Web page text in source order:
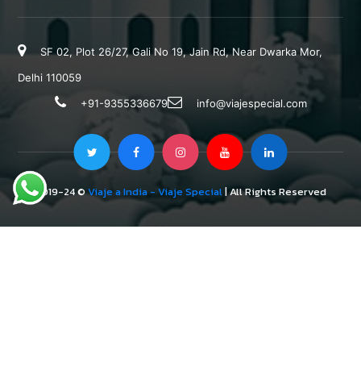
SF 02, Plot 26/27, Gali No 19, Jain Rd, Near Dwarka Mor,
Delhi 110059
+91-9355336679
info@viajespecial.com
2019-24 ©Viaje a India - Viaje Special| All Rights Reserved